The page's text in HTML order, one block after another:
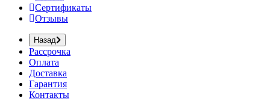
Сертификаты
Отзывы
Назад
Рассрочка
Оплата
Доставка
Гарантия
Контакты